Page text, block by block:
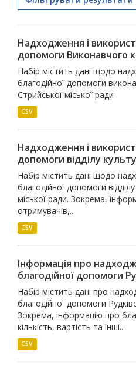
Надходження і
допомоги Виконавчого
Набір містить дані щодо
благодійної допомоги
Стрийської міської ради
CSV
Надходження і
допомоги відділу
Набір містить дані щодо
благодійної допомоги
міської ради. Зокрема,
отримувачів,...
CSV
Інформація про
благодійної допомоги
Набір містить дані про
благодійної допомоги
Зокрема, інформацію про
кількість, вартість та інші...
CSV